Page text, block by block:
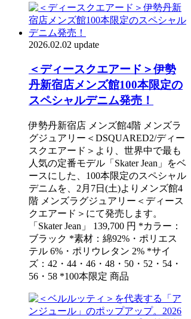
2026.02.02 update
＜ディースクエアード＞伊勢
丹新宿店メンズ館100本限定の
スペシャルデニム発売！
伊勢丹新宿店 メンズ館4階 メンズラ
グジュアリー＜DSQUARED2/ディー
スクエアード＞より、世界中で最も
人気の定番モデル「Skater Jean」をベ
ースにした、100本限定のスペシャル
デニムを、2月7日(土)よりメンズ館4
階 メンズラグジュアリー＜ディース
クエアード＞にて発売します。
「Skater Jean」 139,700 円 *カラー：
ブラック *素材：綿92%・ポリエス
テル 6%・ポリウレタン 2% *サイ
ズ：42・44・46・48・50・52・54・
56・58 *100本限定 商品